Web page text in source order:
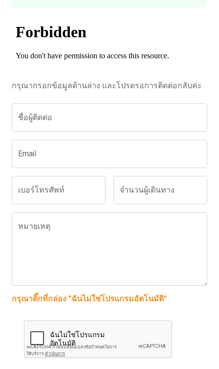
กรุณากรอกข้อมูลด้านล่าง และโปรดรอการติดต่อกลับค่ะ
ชื่อผู้ติดต่อ
Email
เบอร์โทรศัพท์ จำนวนผู้เดินทาง
หมายเหตุ
กรุณาติ๊กที่กล่อง "ฉันไม่ใช่โปรแกรมอัตโนมัติ"